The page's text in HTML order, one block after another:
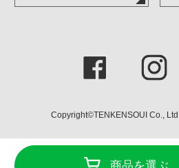
Copyright©TENKENSOUI Co.,